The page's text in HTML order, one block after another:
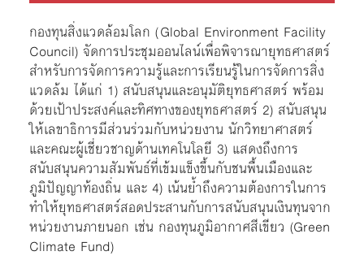
กองทุนสิ่งแวดล้อมโลก ( Global Environment Facility
Council) จัดการประชุมออนไลน์เพื่อพิจารณายุทธศาสตร์
สำหรับการจัดการความรู้และการเรียนรู้ในการจัดการสิ่ง
แวดล้ม ได้แก่ 1) สนับสนุนและอนุมัติยุทธศาสตร์ พร้อม
ด้วยเป้าประสงค์และทิศทางของยุทธศาสตร์ 2) สนับสนุน
ให้เลขาธิการมีส่วนร่วมกับหน่วยงาน นักวิทยาศาสตร์
และคณะผู้เชี่ยวชาญด้านเทคโนโลยี 3) แสดงถึงการ
สนับสนุนความสัมพันธ์ที่เข้มแข็งขึ้นกับชนพื้นเมืองและ
ภูมิปัญญาท้องถิ่น และ 4) เน้นย้ำถึงความต้องการในการ
ทำให้ยุทธศาสตร์สอดประสานกับการสนับสนุนเงินทุนจาก
หน่วยงานภายนอก เช่น กองทุนภูมิอากาศสีเขียว (Green
Climate Fund)